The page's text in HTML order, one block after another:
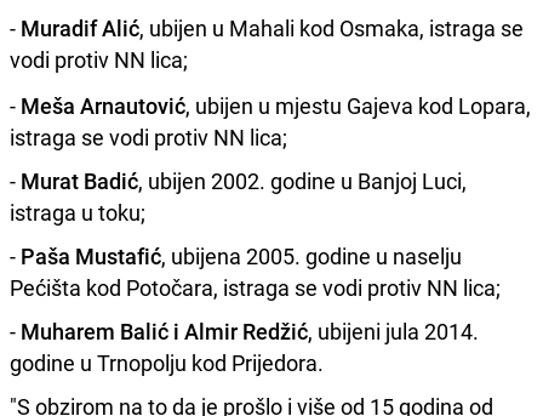
- Muradif Alić, ubijen u Mahali kod Osmaka, istraga se
vodi protiv NN lica;
- Meša Arnautović, ubijen u mjestu Gajeva kod Lopara,
istraga se vodi protiv NN lica;
- Murat Badić, ubijen 2002. godine u Banjoj Luci,
istraga u toku;
- Paša Mustafić, ubijena 2005. godine u naselju
Pećišta kod Potočara, istraga se vodi protiv NN lica;
- Muharem Balić i Almir Redžić, ubijeni jula 2014.
godine u Trnopolju kod Prijedora.
"S obzirom na to da je prošlo i više od 15 godina od